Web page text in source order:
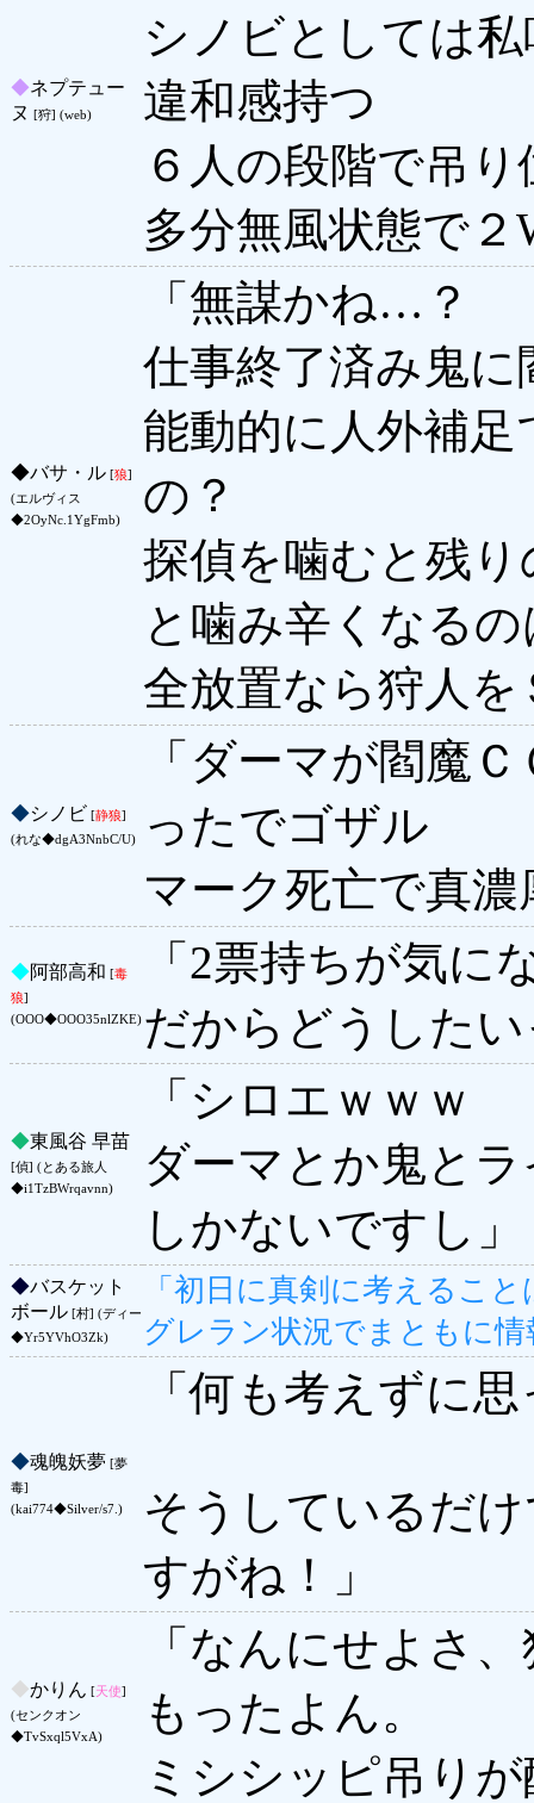
◆ネプテュー
ヌ
[狩] (web)
シノビとしては
違和感持つ
６人の段階で吊
多分無風状態で
◆バサ・ル [狼]
(エルヴィス
◆2OyNc.1YgFmb)
「無謀かね…？
仕事終了済み鬼
能動的に人外補
の？
探偵を噛むと残
と噛み辛くなる
全放置なら狩人
◆シノビ [静狼]
(れな◆dgA3NnbC/U)
「ダーマが閻魔
ったでゴザル
マーク死亡で真
◆阿部高和 [毒
狼]
(OOO◆OOO35nlZKE)
「2票持ちが気に
だからどうした
◆東風谷 早苗
[偵] (とある旅人
◆i1TzBWrqavnn)
「シロエｗｗｗ
ダーマとか鬼と
しかないですし」
◆バスケット
ボール [村] (ディー
◆Yr5YVhO3Zk)
「初日に真剣に考えるこ
グレラン状況でまともに
◆魂魄妖夢 [夢
毒]
(kai774◆Silver/s7.)
「何も考えずに
そうしているだ
すがね！」
◆かりん [天使]
(センクオン
◆TvSxql5VxA)
「なんにせよさ
もったよん。
ミシシッピ吊り